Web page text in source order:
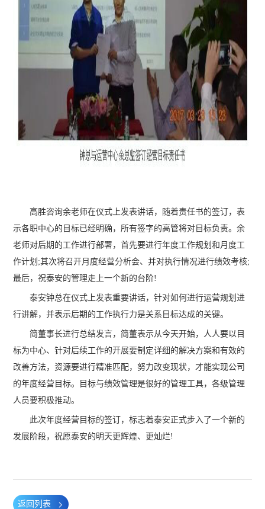
高胜咨询余老师在仪式上发表讲话，随着责任书的签订，表
示各职中心的目标已经明确，所有签字的高管将对目标负责。余
老师对后期的工作进行部署，首先要进行年度工作规划和月度工
作计划;其次将召开月度经营分析会、并对执行情况进行绩效考核;
最后，祝泰安的管理走上一个新的台阶!
泰安钟总在仪式上发表重要讲话，针对如何进行运营规划进
行讲解，并表示后期的工作执行力是关系目标达成的关键。
简董事长进行总结发言，简董表示从今天开始，人人要以目
标为中心、针对后续工作的开展要制定详细的解决方案和有效的
改善方法，资源要进行精准匹配，努力改变现状，才能实现公司
的年度经营目标。目标与绩效管理是很好的管理工具，各级管理
人员要积极推动。
此次年度经营目标的签订，标志着泰安正式步入了一个新的
发展阶段，祝愿泰安的明天更辉煌、更灿烂!
返回列表